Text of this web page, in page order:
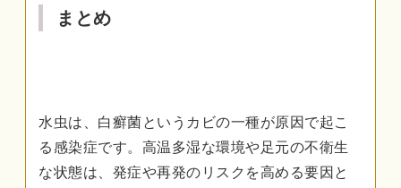
まとめ
水虫は、白癬菌というカビの一種が原因で起こ
る感染症です。高温多湿な環境や足元の不衛生
な状態は、発症や再発のリスクを高める要因と